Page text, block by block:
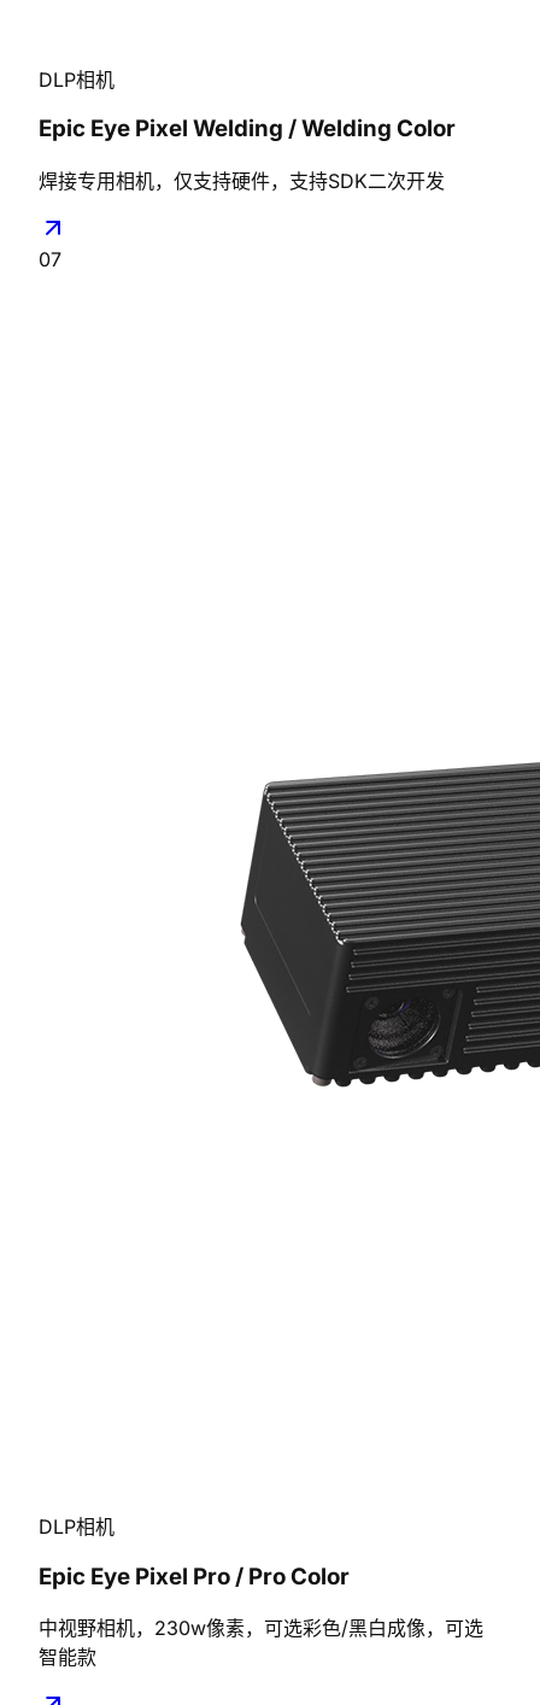
DLP相机
Epic Eye Pixel Welding / Welding Color
焊接专用相机，仅支持硬件，支持SDK二次开发
07
DLP相机
Epic Eye Pixel Pro / Pro Color
中视野相机，230w像素，可选彩色/黑白成像，可选
智能款